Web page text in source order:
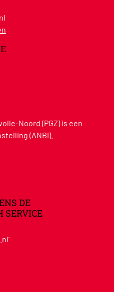
Noord (PGZ) is een
(ANBI).
DE
SERVICE